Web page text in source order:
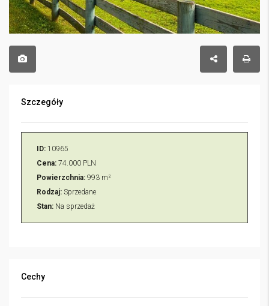
Szczegóły
ID: 10965
Cena: 74.000 PLN
Powierzchnia: 993 m²
Rodzaj: Sprzedane
Stan: Na sprzedaż
Cechy